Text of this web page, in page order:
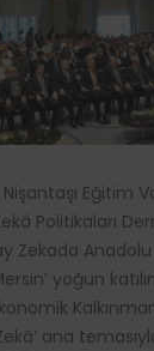
Eğitim
Politikaları
Zekada Anadolu
yoğun
ana